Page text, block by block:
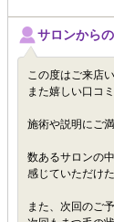
サロンから
この度はご来店
また嬉しい口コ
施術や説明にご
数あるサロンの
感じていただけ
また、次回のご